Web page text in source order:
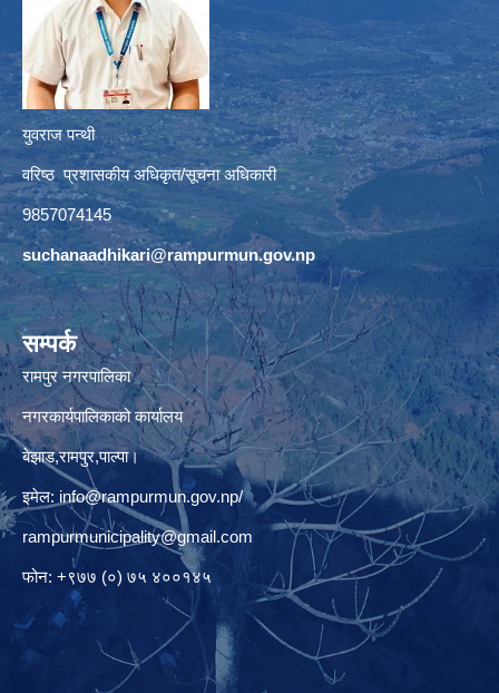
युवराज पन्थी
वरिष्ठ प्रशासकीय अधिकृत/सूचना अधिकारी
9857074145
suchanaadhikari@rampurmun.gov.np
सम्पर्क
रामपुर नगरपालिका
नगरकार्यपालिकाको कार्यालय
बेझाड,रामपुर,पाल्पा।
इमेल: info@rampurmun.gov.np/
rampurmunicipality@gmail.com
फोन: +९७७ (०) ७५ ४००१४५